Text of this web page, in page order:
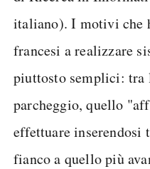
italiano). I motivi che
francesi a realizzare
piuttosto semplici:
parcheggio, quello
effettuare inserendosi
fianco a quello più